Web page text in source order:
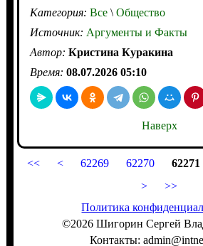
Категория: Все\Общество
Источник: Аргументы и Факты
Автор: Кристина Куракина
Время: 08.07.2026 05:10
Наверх
<< < 62269 62270 62271
>
>>
Политика
©2026 Шигорин Сергей
Контакты: